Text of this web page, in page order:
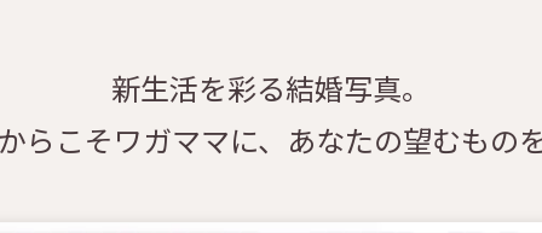
新生活を彩る結婚写真。
らこそワガママに、あなたの望むもの